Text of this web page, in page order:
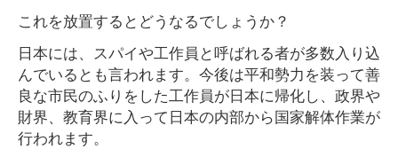
これを放置するとどうなるでしょうか？
日本には、スパイや工作員と呼ばれる者が多数入り込
んでいるとも言われます。今後は平和勢力を装って善
良な市民のふりをした工作員が日本に帰化し、政界や
財界、教育界に入って日本の内部から国家解体作業が
行われます。